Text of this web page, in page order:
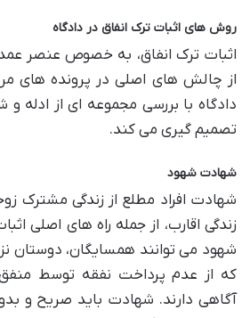
روش های اثبات ترک انفاق در دادگاه
اثبات ترک انفاق، به خصوص عنصر عمد
از چالش های اصلی در پرونده های
دادگاه با بررسی مجموعه ای از
تصمیم گیری می کند.
شهادت شهود
شهادت افراد مطلع از زندگی مشترک
زندگی اقارب، از جمله راه های اصلی
شهود می توانند همسایگان، دوستان
که از عدم پرداخت نفقه توسط منفق
آگاهی دارند. شهادت باید صریح و